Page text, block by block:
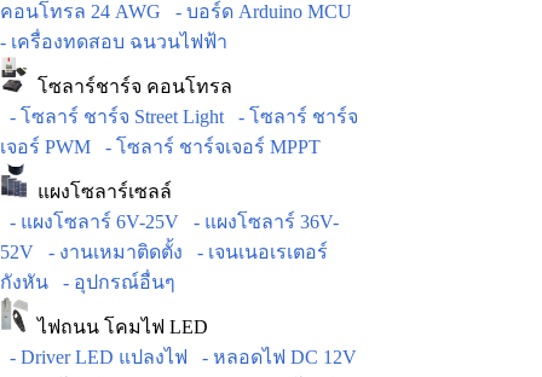
คอนโทรล 24 AWG
- บอร์ด Arduino MCU
- เครื่องทดสอบ ฉนวนไฟฟ้า
โซลาร์ชาร์จ คอนโทรล
- โซลาร์ ชาร์จ Street Light
- โซลาร์ ชาร์จ
เจอร์ PWM
- โซลาร์ ชาร์จเจอร์ MPPT
แผงโซลาร์เซลล์
- แผงโซลาร์ 6V-25V
- แผงโซลาร์ 36V-
52V
- งานเหมาติดตั้ง
- เจนเนอเรเตอร์
กังหัน
- อุปกรณ์อื่นๆ
ไฟถนน โคมไฟ LED
- Driver LED แปลงไฟ
- หลอดไฟ DC 12V